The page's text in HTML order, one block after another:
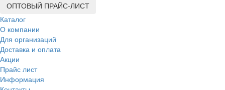
ОПТОВЫЙ ПРАЙС-ЛИСТ
Каталог
О компании
Для организаций
Доставка и оплата
Акции
Прайс лист
Информация